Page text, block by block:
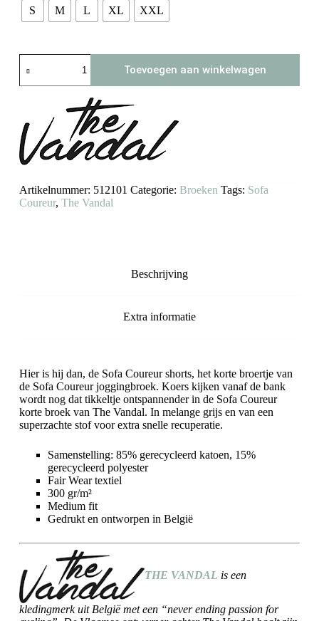
S M L XL XXL
Coureur
shorts
Toevoegen aan winkelwagen
Artikelnummer: 512101 Categorie: Broeken Tags: Sofa
Coureur, The Vandal
Beschrijving
Extra informatie
Hier is hij dan, de Sofa Coureur shorts, het korte broertje van
de Sofa Coureur joggingbroek. Koers kijken vanaf de bank
wordt nog dat tikkeltje ontspannender in de Sofa Coureur
korte broek van The Vandal. In melange grijs en van een
superzachte stof voor extra snelle recuperatie.
Samenstelling: 85% gerecycleerd katoen, 15%
gerecycleerd polyester
Fair Wear textiel
300 gr/m²
Medium fit
Gedrukt en ontworpen in België
THE VANDAL is een
kledingmerk uit België met een “never ending passion for